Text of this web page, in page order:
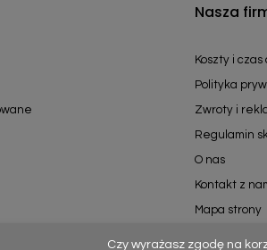
Nasza
Koszty i
Polityka
Zwroty i
Regulamin
O nas
Kontakt z
Mapa strony
Czy wyrażasz zgodę na